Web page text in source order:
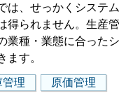
は、せっかくシステム
得られません。生産管
業種・業態に合ったシ
ます。
管理
原価管理